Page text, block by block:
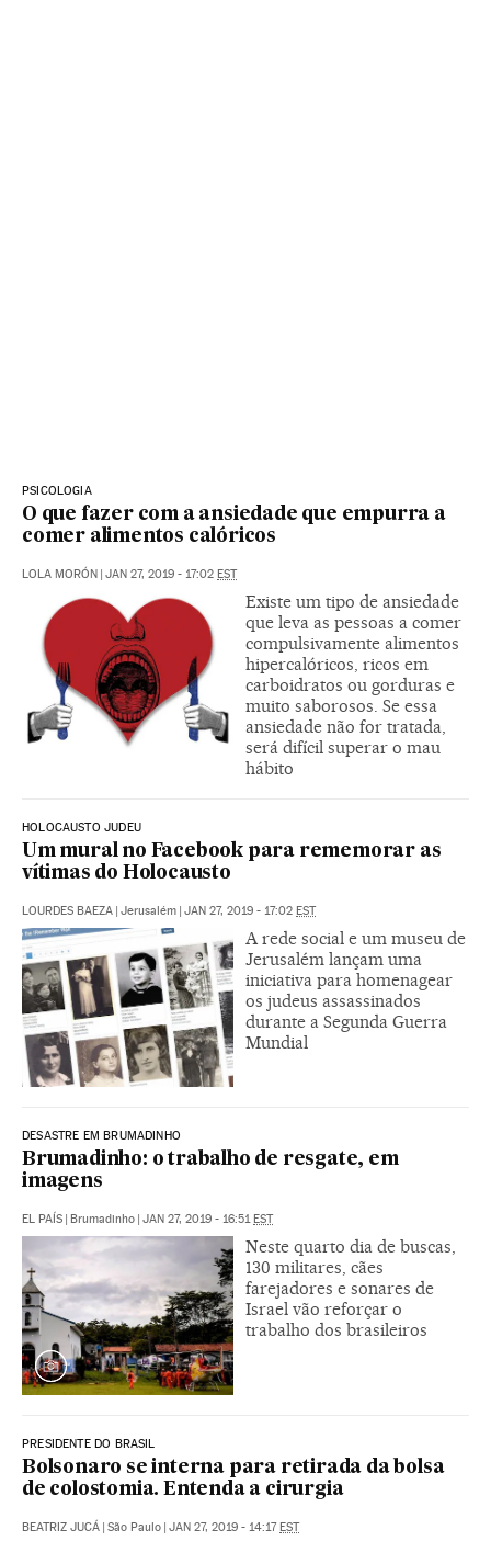
PSICOLOGIA
O que fazer com a ansiedade que empurra a
comer alimentos calóricos
LOLA MORÓN JAN 27, 2019 - 17:02 EST
Existe um tipo de ansiedade
que leva as pessoas a comer
compulsivamente alimentos
hipercalóricos, ricos em
carboidratos ou gorduras e
muito saborosos. Se essa
ansiedade não for tratada,
será difícil superar o mau
hábito
HOLOCAUSTO JUDEU
Um mural no Facebook para rememorar as
vítimas do Holocausto
LOURDES BAEZA Jerusalém JAN 27, 2019 - 17:02 EST
A rede social e um museu de
Jerusalém lançam uma
iniciativa para homenagear
os judeus assassinados
durante a Segunda Guerra
Mundial
DESASTRE EM BRUMADINHO
Brumadinho: o trabalho de resgate, em
imagens
EL PAÍS Brumadinho JAN 27, 2019 - 16:51 EST
Neste quarto dia de buscas,
130 militares, cães
farejadores e sonares de
Israel vão reforçar o
trabalho dos brasileiros
PRESIDENTE DO BRASIL
Bolsonaro se interna para retirada da bolsa
de colostomia. Entenda a cirurgia
BEATRIZ JUCÁ | São Paulo | JAN 27, 2019 - 14:17EST